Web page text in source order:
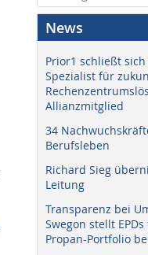
News
Prior1 schließt
Spezialist für
Allianzmitglied
34
Berufsleben
Richard Sieg
Leitung
Transparenz bei
Swegon stellt
Propan-Portfolio